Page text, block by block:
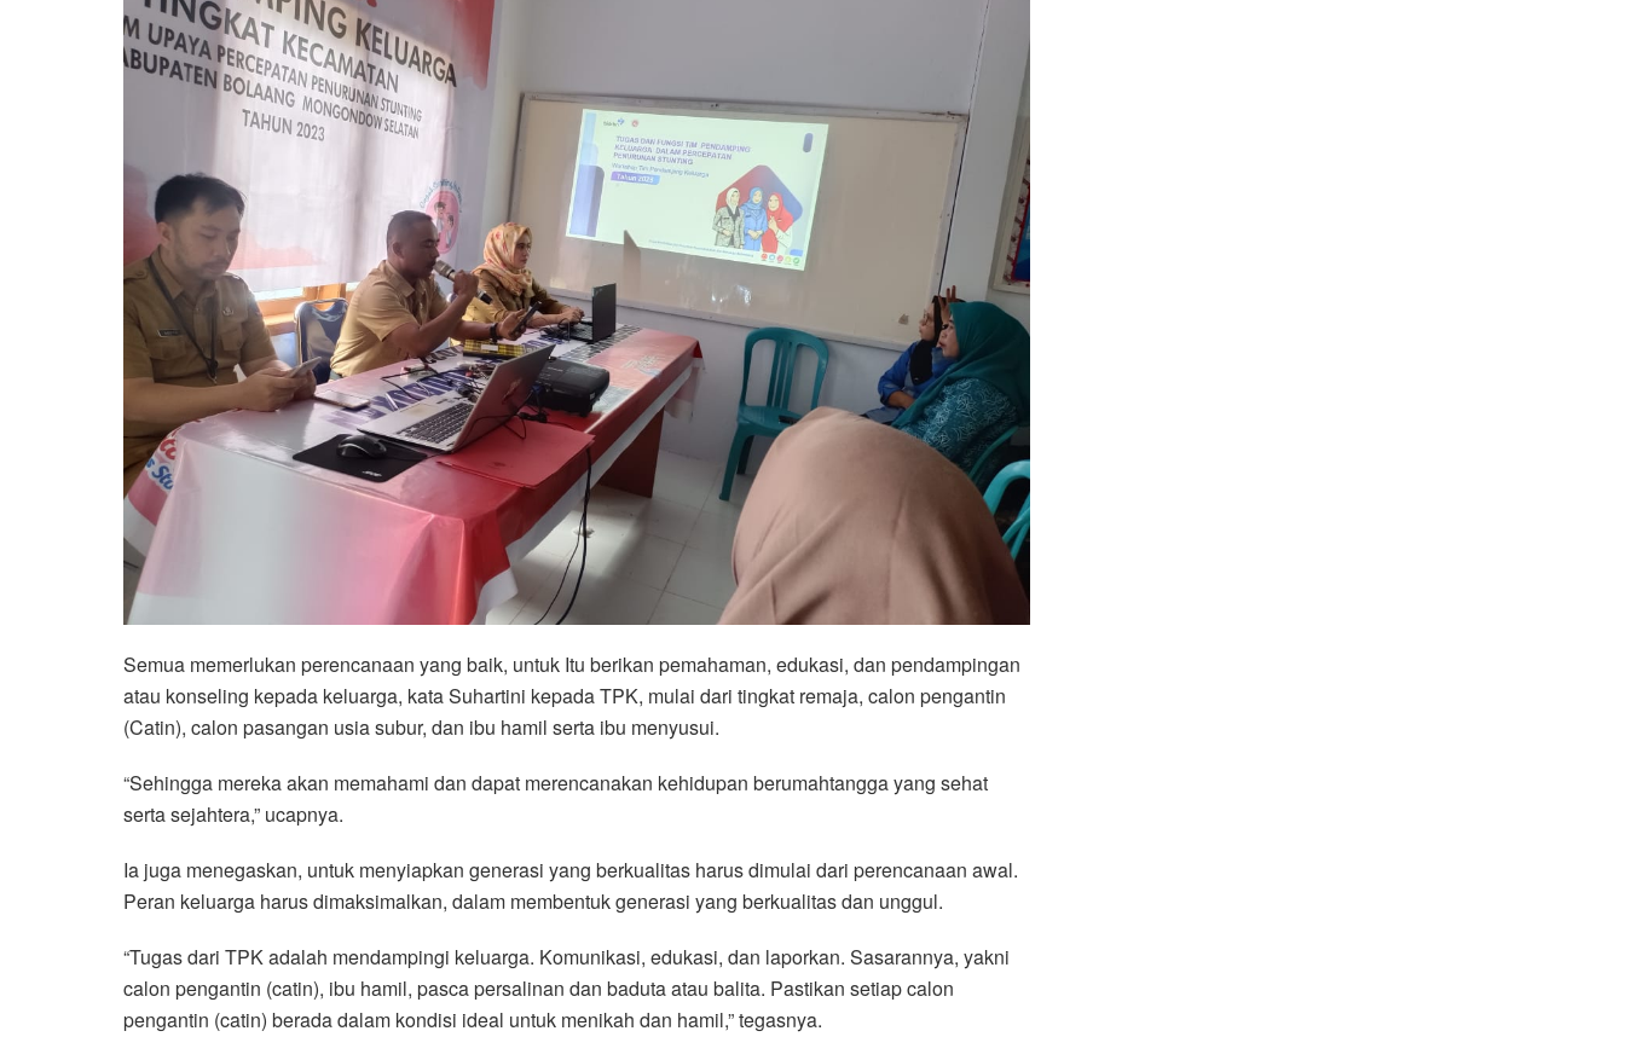
Semua memerlukan perencanaan yang baik, untuk Itu berikan pemahaman, edukasi, dan pendampingan
atau konseling kepada keluarga, kata Suhartini kepada TPK, mulai dari tingkat remaja, calon pengantin
(Catin), calon pasangan usia subur, dan ibu hamil serta ibu menyusui.
“Sehingga mereka akan memahami dan dapat merencanakan kehidupan berumahtangga yang sehat
serta sejahtera,” ucapnya.
Ia juga menegaskan, untuk menyiapkan generasi yang berkualitas harus dimulai dari perencanaan awal.
Peran keluarga harus dimaksimalkan, dalam membentuk generasi yang berkualitas dan unggul.
“Tugas dari TPK adalah mendampingi keluarga. Komunikasi, edukasi, dan laporkan. Sasarannya, yakni
calon pengantin (catin), ibu hamil, pasca persalinan dan baduta atau balita. Pastikan setiap calon
pengantin (catin) berada dalam kondisi ideal untuk menikah dan hamil,” tegasnya.